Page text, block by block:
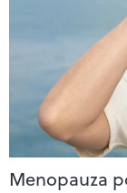
Menopauza